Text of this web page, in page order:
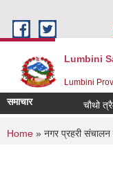
Lumbini
Lumbini
समाचार
You are
Home » नगर प्रहरी संचालन